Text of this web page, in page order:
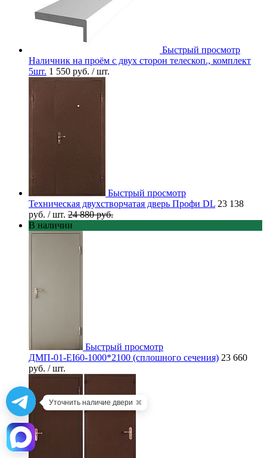
Быстрый просмотр
Наличник на проём с двух сторон телескоп., комплект
5шт. 1 550 руб. / шт.
Быстрый просмотр
Техническая двухстворчатая дверь Профи DL 23 138
руб. / шт. 24 880 руб.
В наличии
Быстрый просмотр
ДМП-01-EI60-1000*2100 (сплошного сечения) 23 660
руб. / шт.
Уточнить наличие двери ✖